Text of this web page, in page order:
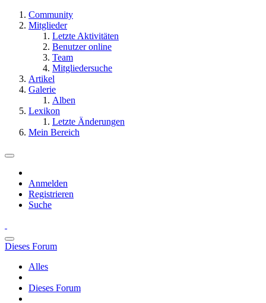
Community
Mitglieder
Letzte Aktivitäten
Benutzer online
Team
Mitgliedersuche
Artikel
Galerie
Alben
Lexikon
Letzte Änderungen
Mein Bereich
Anmelden
Registrieren
Suche
Dieses Forum
Alles
Dieses Forum